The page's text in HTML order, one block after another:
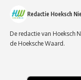
Redactie Hoeksch
De redactie van Hoeksch
de Hoeksche Waard.